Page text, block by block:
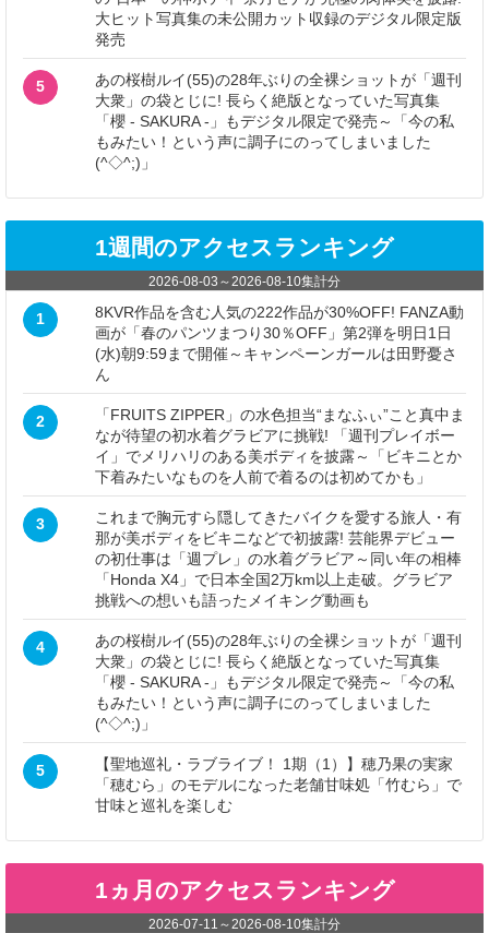
大ヒット写真集の未公開カット収録のデジタル限定版
発売
5
あの桜樹ルイ(55)の28年ぶりの全裸ショットが「週刊
大衆」の袋とじに! 長らく絶版となっていた写真集
「櫻 - SAKURA -」もデジタル限定で発売～「今の私
もみたい！という声に調子にのってしまいました
(^◇^;)」
1週間のアクセスランキング
2026-08-03 ～ 2026-08-10集計分
1
8KVR作品を含む人気の222作品が30%OFF! FANZA動
画が「春のパンツまつり30％OFF」第2弾を明日1日
(水)朝9:59まで開催～キャンペーンガールは田野憂さ
ん
2
「FRUITS ZIPPER」の水色担当“まなふぃ”こと真中ま
なが待望の初水着グラビアに挑戦! 「週刊プレイボー
イ」でメリハリのある美ボディを披露～「ビキニとか
下着みたいなものを人前で着るのは初めてかも」
3
これまで胸元すら隠してきたバイクを愛する旅人・有
那が美ボディをビキニなどで初披露! 芸能界デビュー
の初仕事は「週プレ」の水着グラビア～同い年の相棒
「Honda X4」で日本全国2万km以上走破。グラビア
挑戦への想いも語ったメイキング動画も
4
あの桜樹ルイ(55)の28年ぶりの全裸ショットが「週刊
大衆」の袋とじに! 長らく絶版となっていた写真集
「櫻 - SAKURA -」もデジタル限定で発売～「今の私
もみたい！という声に調子にのってしまいました
(^◇^;)」
5
【聖地巡礼・ラブライブ！ 1期（1）】穂乃果の実家
「穂むら」のモデルになった老舗甘味処「竹むら」で
甘味と巡礼を楽しむ
1ヵ月のアクセスランキング
2026-07-11 ～ 2026-08-10集計分